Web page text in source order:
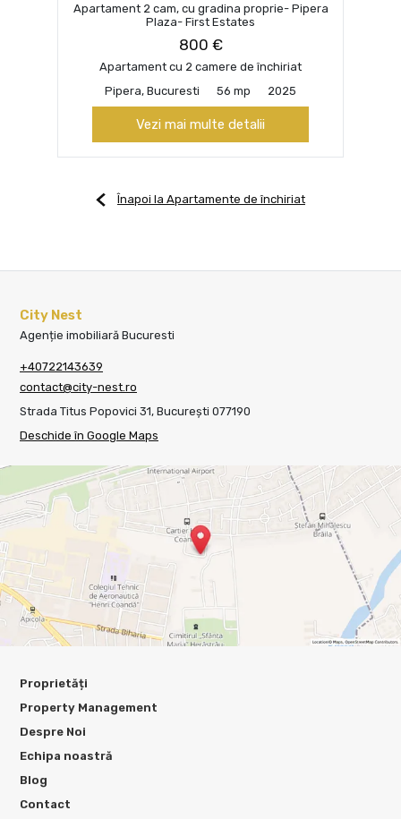
Apartament 2 cam, cu gradina proprie- Pipera
Plaza- First Estates
800 €
Apartament cu 2 camere de închiriat
Pipera, Bucuresti
56 mp 2025
Vezi mai multe detalii
Înapoi la Apartamente de închiriat
City Nest
Agenție imobiliară Bucuresti
+40722143639
contact@city-nest.ro
Strada Titus Popovici 31, București 077190
Deschide în Google Maps
Proprietăți
Property Management
Despre Noi
Echipa noastră
Blog
Contact